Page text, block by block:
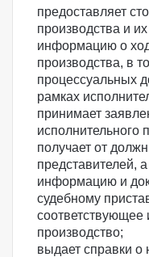
предоставляет
производства и
информацию о
производства, в
процессуальных
рамках
принимает
исполнительного
получает от
представителей,
информацию и
судебному
соответствующее
производство;
выдает справки о